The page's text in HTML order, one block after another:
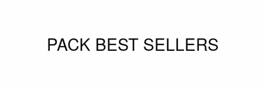
PACK BEST SELLERS